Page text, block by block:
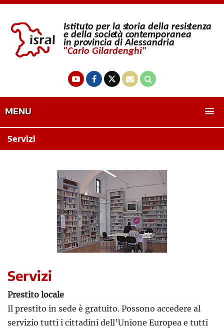
MENU
Servizi
Servizi
Prestito locale
Il prestito in sede è gratuito. Possono accedere al
servizio tutti i cittadini dell’Unione Europea e tutti